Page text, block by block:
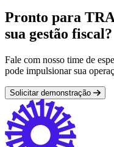
Pronto para
sua gestão fiscal?
Fale com nosso time de
pode impulsionar sua
Solicitar demonstração